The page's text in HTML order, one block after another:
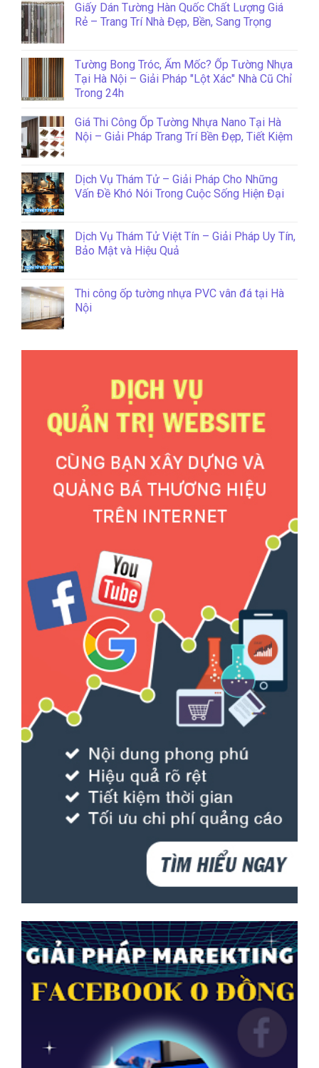
Giấy Dán Tường Hàn Quốc Chất Lượng Giá
Rẻ – Trang Trí Nhà Đẹp, Bền, Sang Trọng
Tường Bong Tróc, Ẩm Mốc? Ốp Tường Nhựa
Tại Hà Nội – Giải Pháp "Lột Xác" Nhà Cũ Chỉ
Trong 24h
Giá Thi Công Ốp Tường Nhựa Nano Tại Hà
Nội – Giải Pháp Trang Trí Bền Đẹp, Tiết Kiệm
Dịch Vụ Thám Tử – Giải Pháp Cho Những
Vấn Đề Khó Nói Trong Cuộc Sống Hiện Đại
Dịch Vụ Thám Tử Việt Tín – Giải Pháp Uy Tín,
Bảo Mật và Hiệu Quả
Thi công ốp tường nhựa PVC vân đá tại Hà
Nội